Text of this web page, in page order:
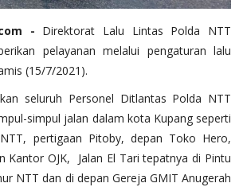
- Direktorat Lalu Lintas Polda NTT
pelayanan melalui pengaturan lalu
(15/7/2021).
seluruh Personel Ditlantas Polda NTT
simpul jalan dalam kota Kupang seperti
pertigaan Pitoby, depan Toko Hero,
Kantor OJK, Jalan El Tari tepatnya di Pintu
NTT dan di depan Gereja GMIT Anugerah